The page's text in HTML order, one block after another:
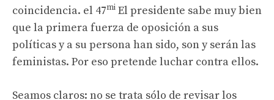
coincidencia. el 47mi El presidente sabe muy bien
que la primera fuerza de oposición a sus
políticas y a su persona han sido, son y serán las
feministas. Por eso pretende luchar contra ellos.
Seamos claros: no se trata sólo de revisar los